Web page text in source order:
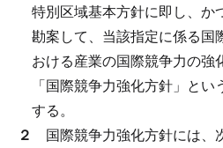
特別区域基本方針に即し、か
勘案して、当該指定に係る国
おける産業の国際競争力の強
「国際競争力強化方針」と
する。
２ 国際競争力強化方針には、